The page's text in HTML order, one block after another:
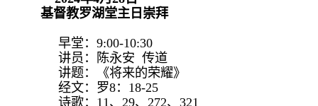
基督教罗湖堂主日崇拜
早堂：9:00-10:30
讲员：陈永安 传道
讲题：《将来的荣耀》
经文：罗8：18-25
诗歌：11、29、272、321